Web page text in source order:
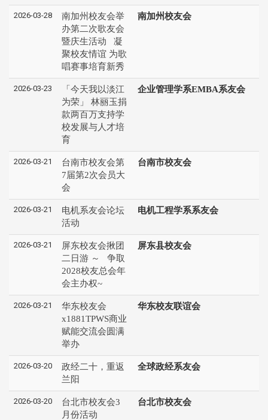
2026-03-28
南加州校友会举
办第二次歌友会
暨庆生活动 凝
聚校友情谊 为歌
唱赛事培育新秀
南加州校友会
2026-03-23
「今天我以淡江
为荣」 林丽玉捐
款两百万支持学
校发展与人才培
育
企业管理学系EMBA系友会
2026-03-21
台南市校友会第
7届第2次会员大
会
台南市校友会
2026-03-21
电机系友会论坛
活动
电机工程学系系友会
2026-03-21
屏东校友会揪团
二日游 ～ 争取
2028校友总会年
会主办权~
屏东县校友会
2026-03-21
华东校友会
x1881TPWS商业
赋能交流会圆满
举办
华东校友联谊会
2026-03-20
政经二十，重返
兰阳
全球政经系友会
2026-03-20
台北市校友会3
月份活动
台北市校友会